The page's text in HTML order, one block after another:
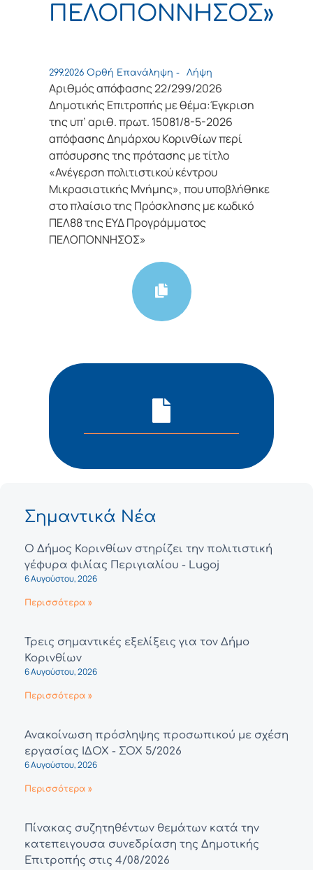
ΠΕΛΟΠΟΝΝΗΣΟΣ»
299.2026 Ορθή Επανάληψη - Λήψη
Αριθμός απόφασης 22/299/2026
Δημοτικής Επιτροπής με θέμα:Έγκριση
της υπ’ αριθ. πρωτ. 15081/8-5-2026
απόφασης Δημάρχου Κορινθίων περί
απόσυρσης της πρότασης με τίτλο
«Ανέγερση πολιτιστικού κέντρου
Μικρασιατικής Μνήμης», που υποβλήθηκε
στο πλαίσιο της Πρόσκλησης με κωδικό
ΠΕΛ88 της ΕΥΔ Προγράμματος
ΠΕΛΟΠΟΝΝΗΣΟΣ»
Σημαντικά Νέα
Ο Δήμος Κορινθίων στηρίζει την πολιτιστική
γέφυρα φιλίας Περιγιαλίου - Lugoj
6 Αυγούστου, 2026
Περισσότερα »
Τρεις σημαντικές εξελίξεις για τον Δήμο
Κορινθίων
6 Αυγούστου, 2026
Περισσότερα »
Ανακοίνωση πρόσληψης προσωπικού με σχέση
εργασίας ΙΔΟΧ - ΣΟΧ 5/2026
6 Αυγούστου, 2026
Περισσότερα »
Πίνακας συζητηθέντων θεμάτων κατά την
κατεπειγουσα συνεδρίαση της Δημοτικής
Επιτροπής στις 4/08/2026